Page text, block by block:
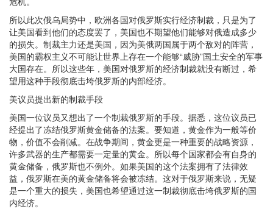
所以此次俄乌局势中，欧洲各国对俄罗斯实行经济制裁，只是为了
让美国看到他们的态度罢了，美国也不期望他们能够对俄造成多少
的损失。制裁主力还是美国，因为美俄两国属于两个敌对的阵营，
美国的霸权主义不可能让世界上存在一个能够“威胁”国土安全的军事
大国存在。所以这些年，美国对俄罗斯的经济制裁就没有断过，希
望用这种手段彻底击垮俄罗斯的内部经济。
美议员提出新的制裁手段
美国一位议员又想出了一个制裁俄罗斯的手段。据悉，这位议员已
经提出了冻结俄罗斯黄金储备的法案。要知道，黄金作为一般等价
物，价值不会削减。在战争期间，黄金更是一种重要的战略资源，
许多武器的生产都需要一定量的黄金。所以每个国家都会有自身的
黄金储备，俄罗斯也不例外。如果美国的这个法案拥有了法律效
益，俄罗斯在美的黄金储备将会被冻结。这对于俄罗斯来说，无疑
是一个重大的损失，美国也希望通过这一制裁彻底击垮俄罗斯的国
内经济。